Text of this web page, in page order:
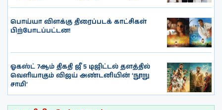
பொய்யா விளக்கு திரைப்படக் காட்சிகள்
பிற்போடப்பட்டன!
ஓகஸ்ட் 7ஆம் திகதி ஜீ 5 டிஜிட்டல் தளத்தில்
வெளியாகும் விஜய் அண்டனியின் ‘நூறு
சாமி’